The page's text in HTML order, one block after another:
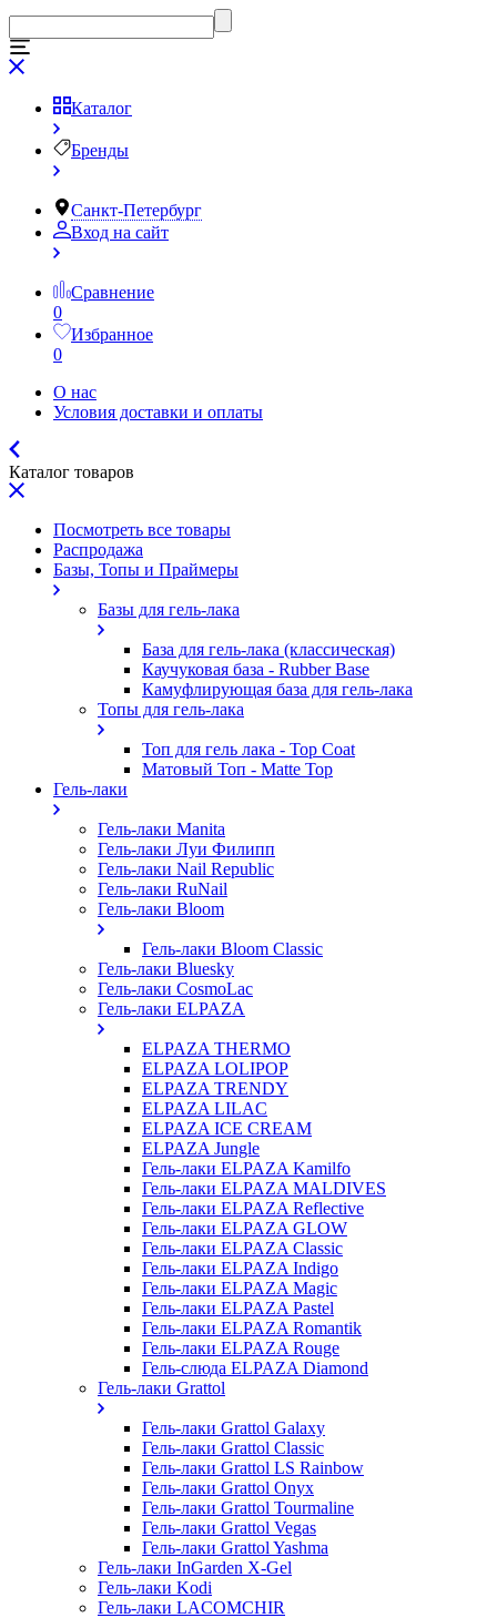
Каталог
Бренды
Санкт-Петербург
Вход на сайт
Сравнение
0
Избранное
0
О нас
Условия доставки и оплаты
Каталог товаров
Посмотреть все товары
Распродажа
Базы, Топы и Праймеры
Базы для гель-лака
База для гель-лака (классическая)
Каучуковая база - Rubber Base
Камуфлирующая база для гель-лака
Топы для гель-лака
Топ для гель лака - Top Coat
Матовый Топ - Matte Top
Гель-лаки
Гель-лаки Manita
Гель-лаки Луи Филипп
Гель-лаки Nail Republic
Гель-лаки RuNail
Гель-лаки Bloom
Гель-лаки Bloom Classic
Гель-лаки Bluesky
Гель-лаки CosmoLac
Гель-лаки ELPAZA
ELPAZA THERMO
ELPAZA LOLIPOP
ELPAZA TRENDY
ELPAZA LILAC
ELPAZA IСE CREAM
ELPAZA Jungle
Гель-лаки ELPAZA Kamilfo
Гель-лаки ELPAZA MALDIVES
Гель-лаки ELPAZA Reflective
Гель-лаки ELPAZA GLOW
Гель-лаки ELPAZA Classic
Гель-лаки ELPAZA Indigo
Гель-лаки ELPAZA Magic
Гель-лаки ELPAZA Pastel
Гель-лаки ELPAZA Romantik
Гель-лаки ELPAZA Rouge
Гель-слюда ELPAZA Diamond
Гель-лаки Grattol
Гель-лаки Grattol Galaxy
Гель-лаки Grattol Classic
Гель-лаки Grattol LS Rainbow
Гель-лаки Grattol Onyx
Гель-лаки Grattol Tourmaline
Гель-лаки Grattol Vegas
Гель-лаки Grattol Yashma
Гель-лаки InGarden X-Gel
Гель-лаки Kodi
Гель-лаки LACOMCHIR